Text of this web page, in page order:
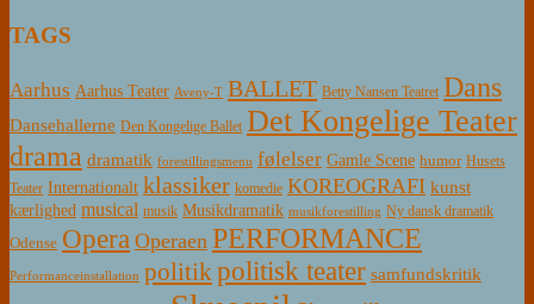
TAGS
Aarhus Aarhus Teater Aveny-T BALLET Betty Nansen Teatret Dans
Dansehallerne Den Kongelige Ballet Det Kongelige Teater
drama dramatik forestillingsmenu følelser Gamle Scene humor Husets
Teater Internationalt klassiker komedie KOREOGRAFI kunst
kærlighed musical musik Musikdramatik musikforestilling Ny dansk dramatik
Odense Opera Operaen PERFORMANCE
Performanceinstallation politikpolitisk teater samfundskritik